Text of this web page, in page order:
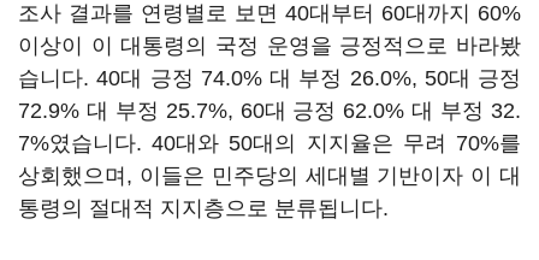
조사 결과를 연령별로 보면 40대부터 60대까지 60%
이상이 이 대통령의 국정 운영을 긍정적으로 바라봤
습니다. 40대 긍정 74.0% 대 부정 26.0%, 50대 긍정
72.9% 대 부정 25.7%, 60대 긍정 62.0% 대 부정 32.
7%였습니다. 40대와 50대의 지지율은 무려 70%를
상회했으며, 이들은 민주당의 세대별 기반이자 이 대
통령의 절대적 지지층으로 분류됩니다.